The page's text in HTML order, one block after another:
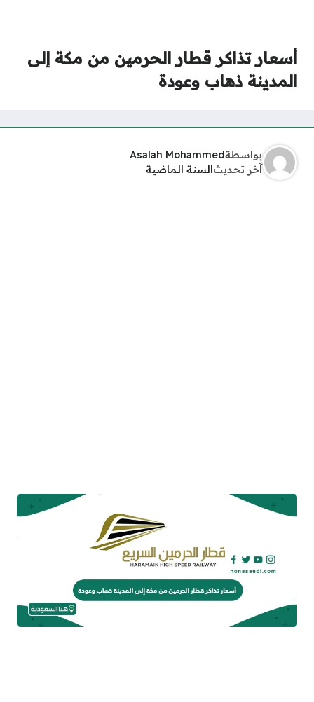
أسعار تذاكر قطار الحرمين من مكة إلى
المدينة ذهاب وعودة
بواسطةAsalah Mohammed
آخر تحديثالسنة الماضية